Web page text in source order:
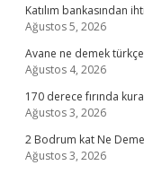
Katılım bankasından
Ağustos 5, 2026
Avane ne demek türkçe
Ağustos 4, 2026
170 derece fırında
Ağustos 3, 2026
2 Bodrum kat Ne
Ağustos 3, 2026